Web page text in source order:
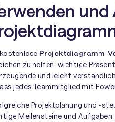
Projektdiagramm-
zu helfen, wichtige
und leicht
jedes Teammitglied mit
Projektplanung und -
Meilensteine und Aufgaben